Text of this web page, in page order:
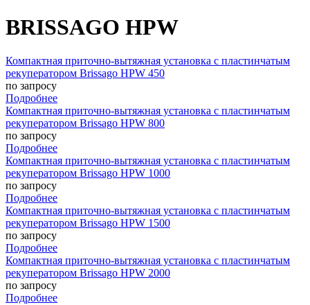
BRISSAGO HPW
Компактная приточно-вытяжная установка с пластинчатым
рекуператором Brissago HPW 450
по запросу
Подробнее
Компактная приточно-вытяжная установка с пластинчатым
рекуператором Brissago HPW 800
по запросу
Подробнее
Компактная приточно-вытяжная установка с пластинчатым
рекуператором Brissago HPW 1000
по запросу
Подробнее
Компактная приточно-вытяжная установка с пластинчатым
рекуператором Brissago HPW 1500
по запросу
Подробнее
Компактная приточно-вытяжная установка с пластинчатым
рекуператором Brissago HPW 2000
по запросу
Подробнее